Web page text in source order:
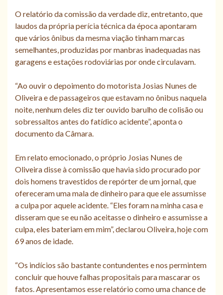
O relatório da comissão da verdade diz, entretanto, que
laudos da própria perícia técnica da época apontaram
que vários ônibus da mesma viação tinham marcas
semelhantes, produzidas por manbras inadequadas nas
garagens e estações rodoviárias por onde circulavam.
“Ao ouvir o depoimento do motorista Josias Nunes de
Oliveira e de passageiros que estavam no ônibus naquela
noite, nenhum deles diz ter ouvido barulho de colisão ou
sobressaltos antes do fatídico acidente”, aponta o
documento da Câmara.
Em relato emocionado, o próprio Josias Nunes de
Oliveira disse à comissão que havia sido procurado por
dois homens travestidos de repórter de um jornal, que
ofereceram uma mala de dinheiro para que ele assumisse
a culpa por aquele acidente. “Eles foram na minha casa e
disseram que se eu não aceitasse o dinheiro e assumisse a
culpa, eles bateriam em mim”, declarou Oliveira, hoje com
69 anos de idade.
“Os indícios são bastante contundentes e nos permintem
concluir que houve falhas propositais para mascarar os
fatos. Apresentamos esse relatório como uma chance de